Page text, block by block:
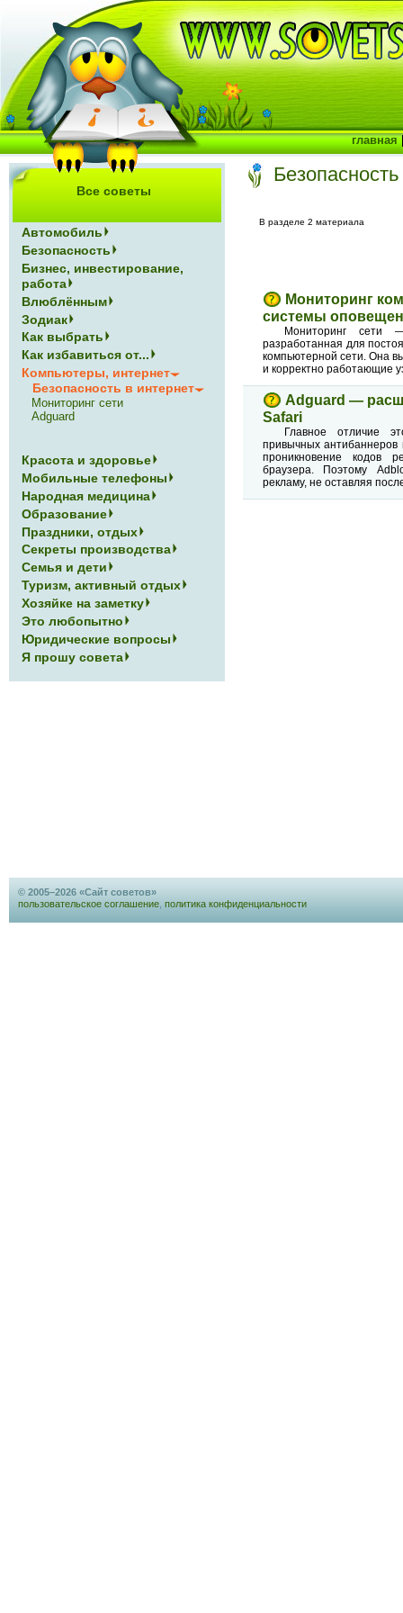
В разделе 2 материала
Мониторинг
системы
Мониторинг сети
разработанная для
компьютерной сети. Она
и корректно работающие
Adguard —
Safari
Главное отличие
привычных антибаннеров
проникновение кодов
браузера. Поэтому
рекламу, не оставляя
Все советы
Автомобиль
Безопасность
Бизнес, инвестирование,
работа
Влюблённым
Зодиак
Как выбрать
Как избавиться от...
Компьютеры, интернет
Безопасность в интернет
Мониторинг сети
Adguard
Красота и здоровье
Мобильные телефоны
Народная медицина
Образование
Праздники, отдых
Секреты производства
Семья и дети
Туризм, активный отдых
Хозяйке на заметку
Это любопытно
Юридические вопросы
Я прошу совета
главная
© 2005–2026 «Сайт советов»
пользовательское соглашение политика конфиденциальности